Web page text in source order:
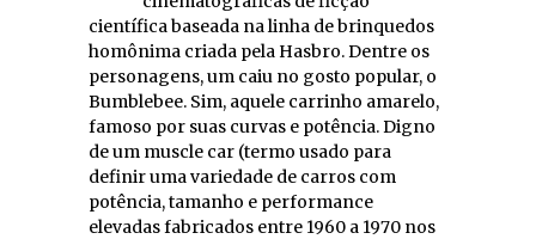
científica baseada na linha de brinquedos
homônima criada pela Hasbro. Dentre os
personagens, um caiu no gosto popular, o
Bumblebee. Sim, aquele carrinho amarelo,
famoso por suas curvas e potência. Digno
de um muscle car (termo usado para
definir uma variedade de carros com
potência, tamanho e performance
elevadas fabricados entre 1960 a 1970 nos